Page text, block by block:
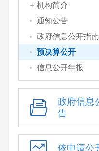
机构简介
通知公告
政府信息公开指南
预决算公开
信息公开年报
政府信息
告
依申请公